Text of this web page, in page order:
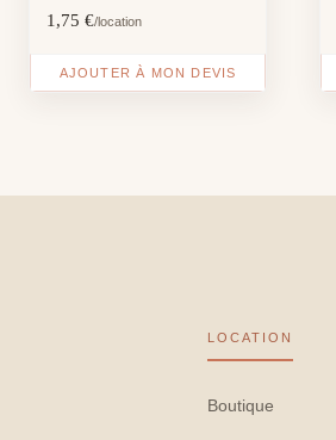
1,75€/location
AJOUTER À MON DEVIS
LOCATION
Boutique